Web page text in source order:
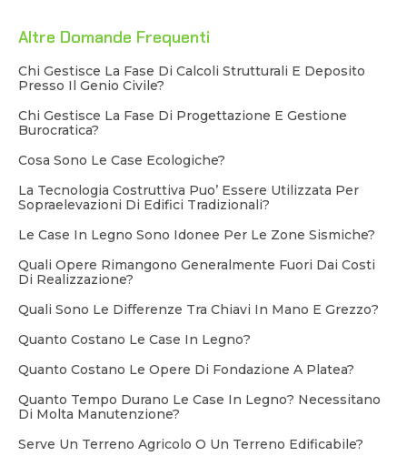
Altre Domande Frequenti
Chi Gestisce La Fase Di Calcoli Strutturali E Deposito
Presso Il Genio Civile?
Chi Gestisce La Fase Di Progettazione E Gestione
Burocratica?
Cosa Sono Le Case Ecologiche?
La Tecnologia Costruttiva Puo’ Essere Utilizzata Per
Sopraelevazioni Di Edifici Tradizionali?
Le Case In Legno Sono Idonee Per Le Zone Sismiche?
Quali Opere Rimangono Generalmente Fuori Dai Costi
Di Realizzazione?
Quali Sono Le Differenze Tra Chiavi In Mano E Grezzo?
Quanto Costano Le Case In Legno?
Quanto Costano Le Opere Di Fondazione A Platea?
Quanto Tempo Durano Le Case In Legno? Necessitano
Di Molta Manutenzione?
Serve Un Terreno Agricolo O Un Terreno Edificabile?